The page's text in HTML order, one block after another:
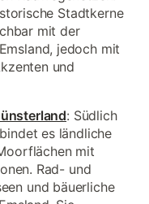
Stadtkerne
mit der
jedoch mit
und
: Südlich
es ländliche
mit
Rad- und
und bäuerliche